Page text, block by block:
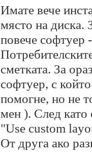
Имате вече
място на диска.
повече софтуер
сметката. За
софтуер, с
помогне, но не
мен ). След като
"Use custom
От друга ако